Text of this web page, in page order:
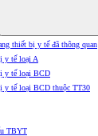
thiết bị y tế đã thông quan
y tế loại A
y tế loại BCD
y tế loại BCD thuộc TT30
TBYT